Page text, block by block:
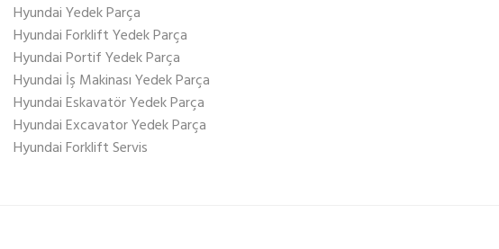
Hyundai Yedek Parça
Hyundai Forklift Yedek Parça
Hyundai Portif Yedek Parça
Hyundai İş Makinası Yedek Parça
Hyundai Eskavatör Yedek Parça
Hyundai Excavator Yedek Parça
Hyundai Forklift Servis